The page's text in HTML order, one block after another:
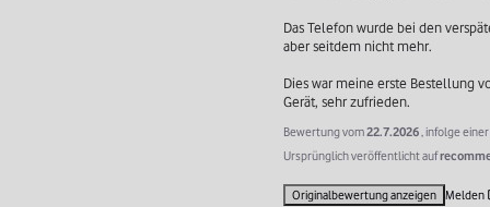
Das Telefon wurde bei den
aber seitdem nicht mehr.
Dies war meine erste Bestellung
Gerät, sehr zufrieden.
Bewertung vom22.7.2026 , infolge
Ursprünglich veröffentlicht auf
Originalbewertung anzeigen Melden